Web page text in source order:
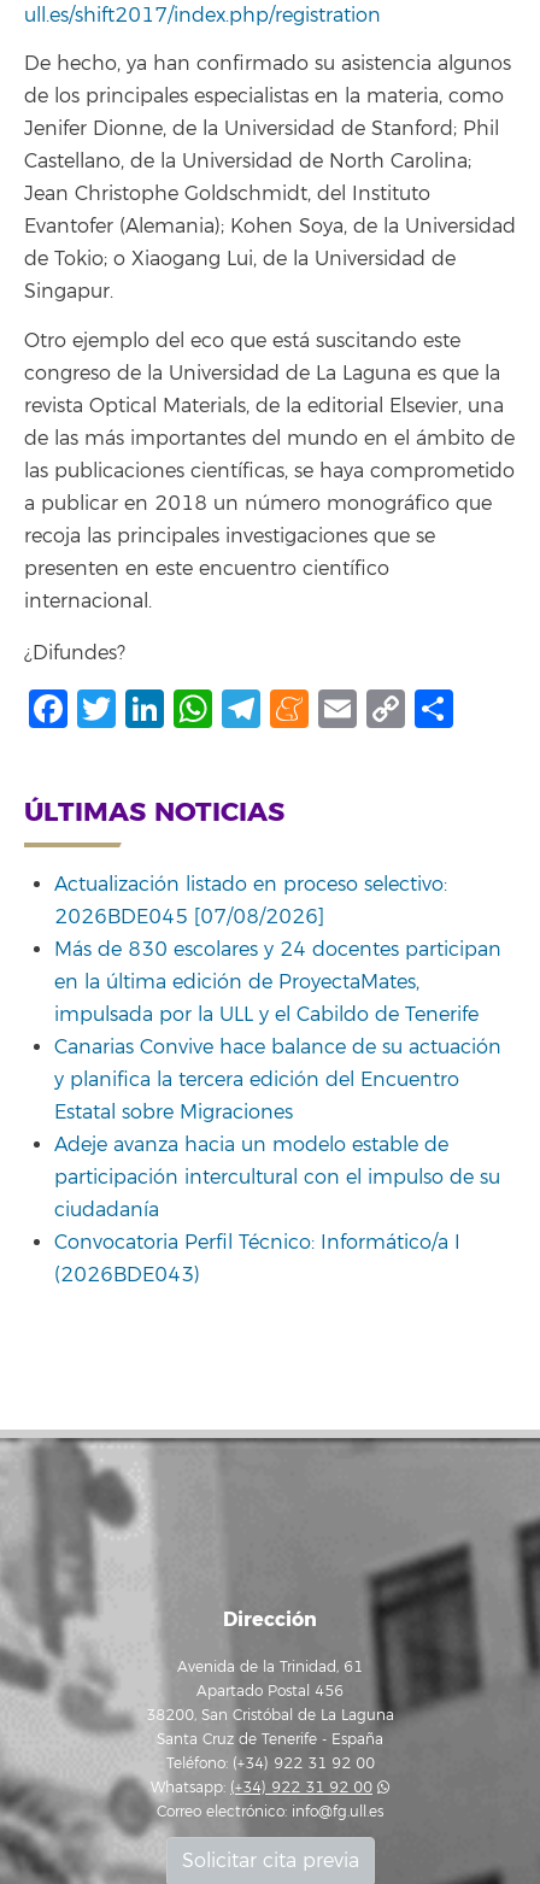
ull.es/shift2017/index.php/registration
De hecho, ya han confirmado su asistencia algunos
de los principales especialistas en la materia, como
Jenifer Dionne, de la Universidad de Stanford; Phil
Castellano, de la Universidad de North Carolina;
Jean Christophe Goldschmidt, del Instituto
Evantofer (Alemania); Kohen Soya, de la Universidad
de Tokio; o Xiaogang Lui, de la Universidad de
Singapur.
Otro ejemplo del eco que está suscitando este
congreso de la Universidad de La Laguna es que la
revista Optical Materials, de la editorial Elsevier, una
de las más importantes del mundo en el ámbito de
las publicaciones científicas, se haya comprometido
a publicar en 2018 un número monográfico que
recoja las principales investigaciones que se
presenten en este encuentro científico
internacional.
¿Difundes?
Facebook
Twitter
LinkedIn
WhatsApp
Telegram
Meneame
Email
Copy
ÚLTIMAS NOTICIAS
Actualización listado en proceso selectivo:
2026BDE045 [07/08/2026]
Más de 830 escolares y 24 docentes participan
en la última edición de ProyectaMates,
impulsada por la ULL y el Cabildo de Tenerife
Canarias Convive hace balance de su actuación
y planifica la tercera edición del Encuentro
Estatal sobre Migraciones
Adeje avanza hacia un modelo estable de
participación intercultural con el impulso de su
ciudadanía
Convocatoria Perfil Técnico: Informático/a I
(2026BDE043)
Dirección
Avenida de la Trinidad, 61
Apartado Postal 456
38200, San Cristóbal de La Laguna
Santa Cruz de Tenerife - España
Teléfono: (+34) 922 31 92 00
Whatsapp: (+34) 922 31 92 00
Correo electrónico: info@fg.ull.es
Solicitar cita previa